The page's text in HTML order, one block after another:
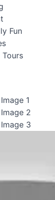
Fun